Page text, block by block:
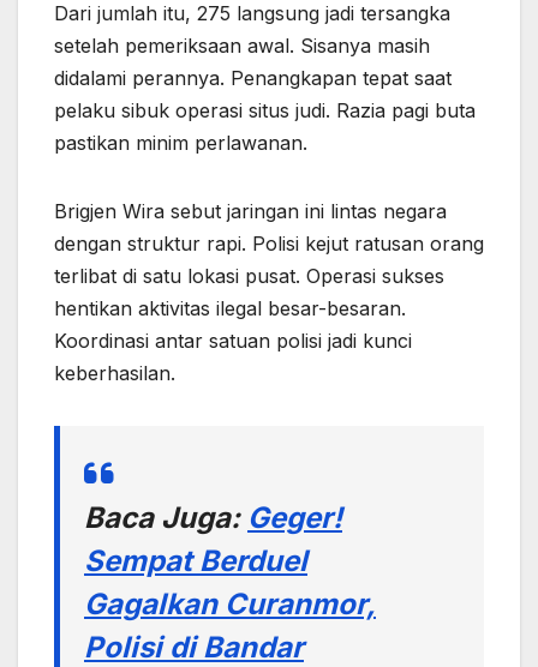
Dari jumlah itu, 275 langsung jadi tersangka
setelah pemeriksaan awal. Sisanya masih
didalami perannya. Penangkapan tepat saat
pelaku sibuk operasi situs judi. Razia pagi buta
pastikan minim perlawanan.
Brigjen Wira sebut jaringan ini lintas negara
dengan struktur rapi. Polisi kejut ratusan orang
terlibat di satu lokasi pusat. Operasi sukses
hentikan aktivitas ilegal besar-besaran.
Koordinasi antar satuan polisi jadi kunci
keberhasilan.
Baca Juga: Geger!
Sempat Berduel
Gagalkan Curanmor,
Polisi di Bandar